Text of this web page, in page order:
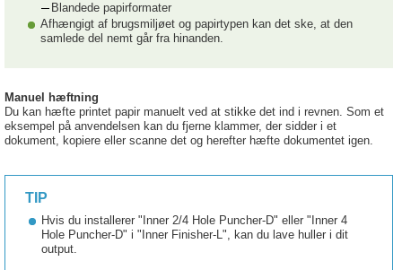
Blandede papirformater
Afhængigt af brugsmiljøet og papirtypen kan det ske, at den
samlede del nemt går fra hinanden.
Manuel hæftning
Du kan hæfte printet papir manuelt ved at stikke det ind i revnen. Som et
eksempel på anvendelsen kan du fjerne klammer, der sidder i et
dokument, kopiere eller scanne det og herefter hæfte dokumentet igen.
TIP
Hvis du installerer "Inner 2/4 Hole Puncher-D" eller "Inner 4
Hole Puncher-D" i "Inner Finisher-L", kan du lave huller i dit
output.